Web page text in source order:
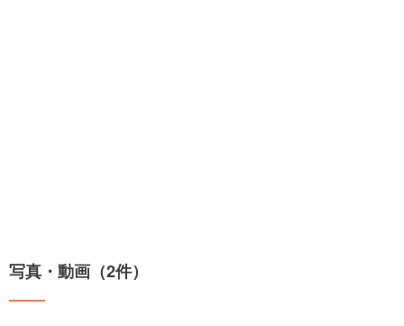
写真・動画（2件）